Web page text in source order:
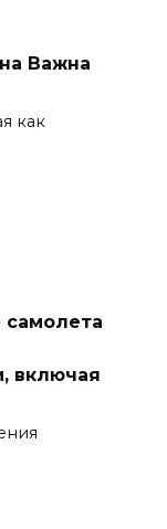
Важна
как
самолета
включая